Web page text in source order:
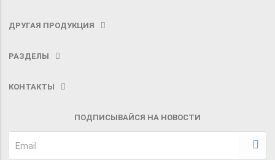
ДРУГАЯ ПРОДУКЦИЯ
РАЗДЕЛЫ
КОНТАКТЫ
ПОДПИСЫВАЙСЯ НА НОВОСТИ
Email